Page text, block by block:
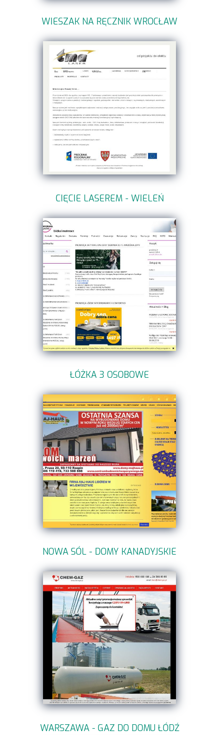
WIESZAK NA RĘCZNIK WROCŁAW
CIĘCIE LASEREM - WIELEŃ
ŁÓŻKA 3 OSOBOWE
NOWA SÓL - DOMY KANADYJSKIE
WARSZAWA - GAZ DO DOMU ŁÓDŹ